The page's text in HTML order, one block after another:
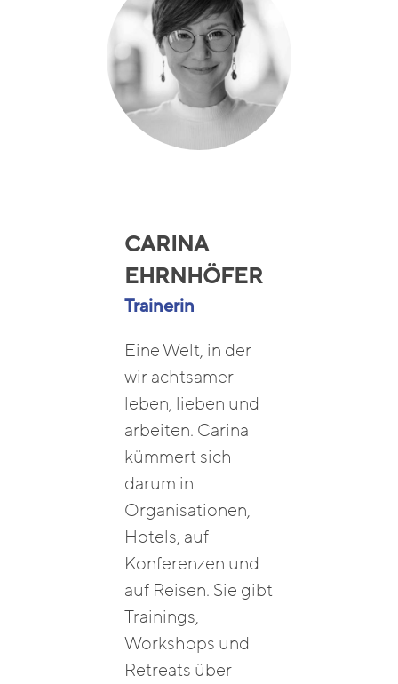
CARINA
EHRNHÖFER
Trainerin
Eine Welt, in der
wir achtsamer
leben, lieben und
arbeiten. Carina
kümmert sich
darum in
Organisationen,
Hotels, auf
Konferenzen und
auf Reisen. Sie gibt
Trainings,
Workshops und
Retreats über